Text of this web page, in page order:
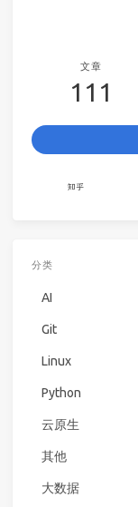
文章
111
分类
AI
Git
Linux
Python
云原生
其他
大数据